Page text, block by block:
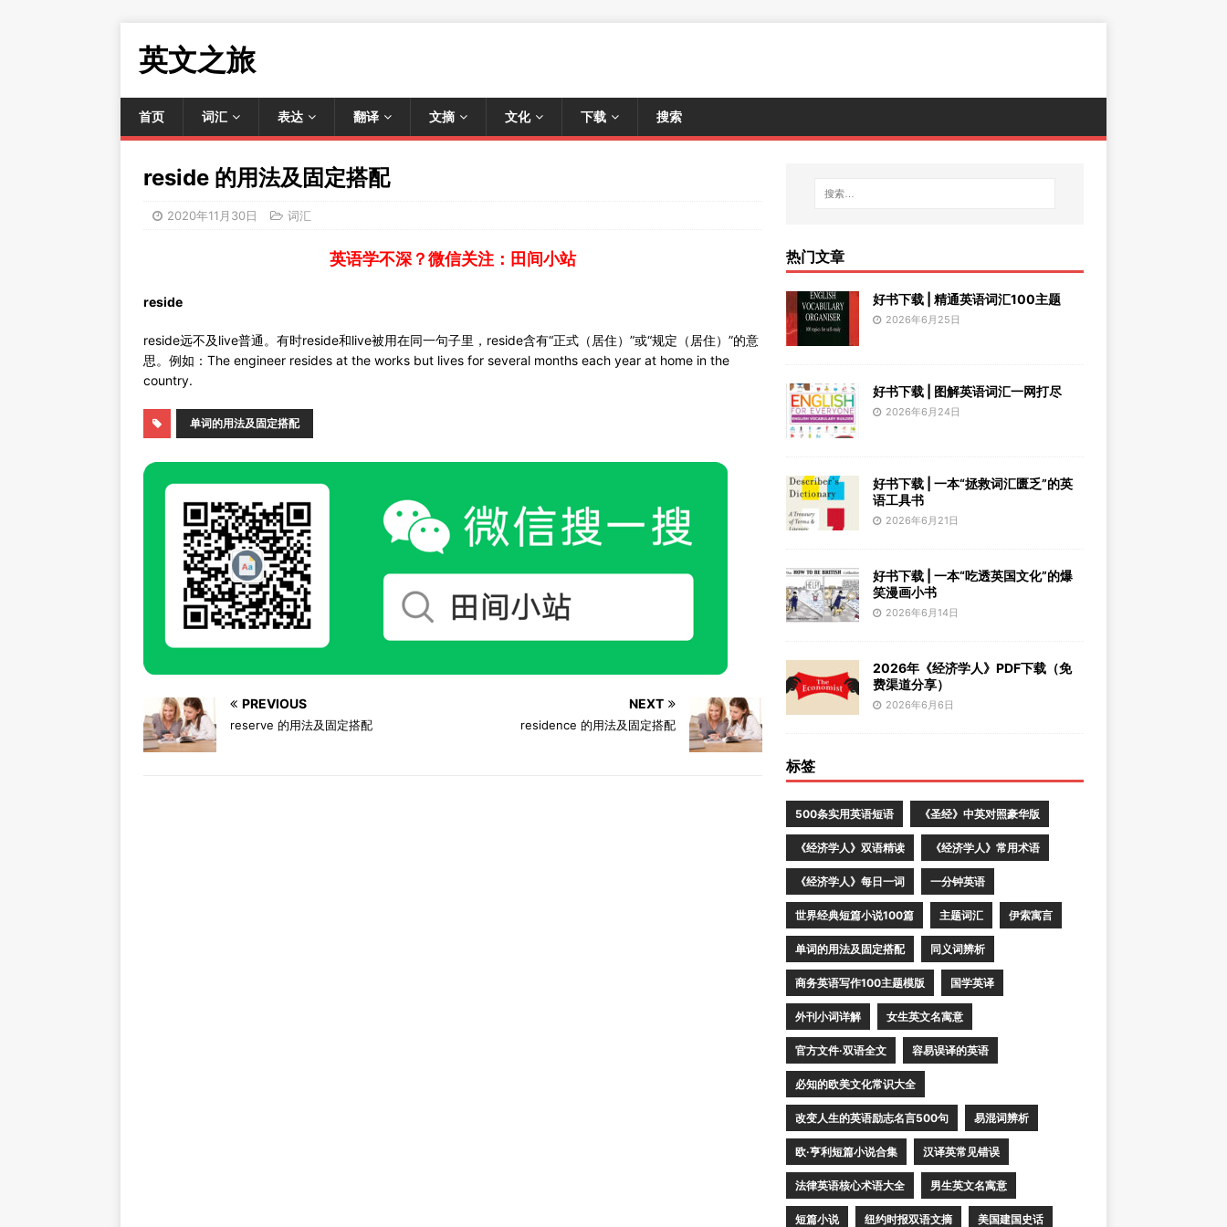
英文之旅
首页 词汇 表达 翻译 文摘 文化 下载 搜索
reside 的用法及固定搭配
2020年11月30日 词汇
英语学不深？微信关注：田间小站
reside
reside远不及live普通。有时reside和live被用在同一句子里，reside含有“正式（居住）”或“规定（居住）”的意
思。例如：The engineer resides at the works but lives for several months each year at home in the
country.
单词的用法及固定搭配
PREVIOUS
reserve 的用法及固定搭配
NEXT
residence 的用法及固定搭配
热门文章
好书下载 | 精通英语词汇100主题
2026年6月25日
好书下载 | 图解英语词汇一网打尽
2026年6月24日
好书下载 | 一本“拯救词汇匮乏”的英
语工具书
2026年6月21日
好书下载 | 一本“吃透英国文化”的爆
笑漫画小书
2026年6月14日
2026年《经济学人》PDF下载（免
费渠道分享）
2026年6月6日
标签
500条实用英语短语 《圣经》中英对照豪华版
《经济学人》双语精读 《经济学人》常用术语
《经济学人》每日一词 一分钟英语
世界经典短篇小说100篇 主题词汇 伊索寓言
单词的用法及固定搭配 同义词辨析
商务英语写作100主题模版 国学英译
外刊小词详解 女生英文名寓意
官方文件·双语全文 容易误译的英语
必知的欧美文化常识大全
改变人生的英语励志名言500句 易混词辨析
欧·亨利短篇小说合集 汉译英常见错误
法律英语核心术语大全 男生英文名寓意
短篇小说 纽约时报双语文摘 美国建国史话